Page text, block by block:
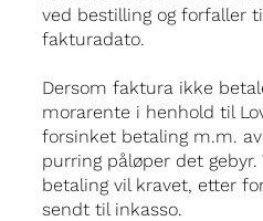
ved bestilling og forfaller
fakturadato.
Dersom faktura ikke
morarente i henhold til
forsinket betaling m.m. av
purring påløper det
betaling vil kravet, etter
sendt til inkasso.